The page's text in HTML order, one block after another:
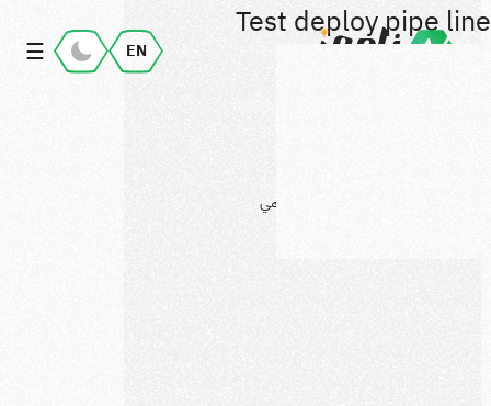
Test deploy pipe line
☰ EN
التسويق الرقمي